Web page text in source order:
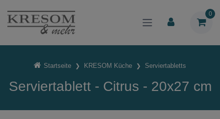
0
Startseite KRESOM Küche Serviertabletts
Serviertablett - Citrus - 20x27 cm